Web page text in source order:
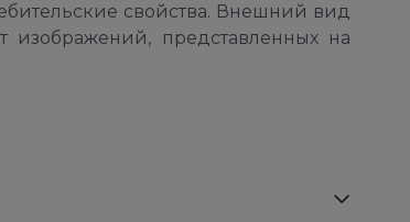
свойства. Внешний вид
изображений, представленных на